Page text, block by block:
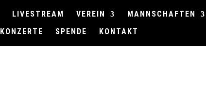
LIVESTREAM VEREIN MANNSCHAFTEN
KONZERTE
SPENDE KONTAKT